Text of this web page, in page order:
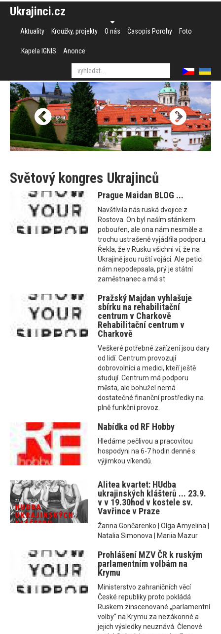
Ukrajinci.cz
Aktuality Kroužky, projekty O nás Časopis Porohy Foto
Kapela IGNIS Anonce
Světový kongres Ukrajinců
Prague Maidan BLOG ...
Navštívila nás ruská dvojice z
Rostova. On byl naším stánkem
pobouřen, ale ona nám nesměle a
trochu ustrašeně vyjádřila podporu.
Řekla, že v Rusku všichni ví, že na
Ukrajině jsou ruští vojáci. Ale petici
nám nepodepsala, prý je státní
zaměstnanec a má st
Pražský Majdan vyhlašuje
sbírku na rehabilitační
centrum v Charkově
Rehabilitační centrum v
Charkově
Veškeré potřebné zařízení jsou dary
od lidí. Centrum provozují
dobrovolníci a medici, kteří ještě
studují. Centrum má podporu
města, ale bohužel nemá
dostatečné finanční prostředky na
plně funkční provoz.
Nabídka od RF Hobby
Hledáme pečlivou a pracovitou
hospodyni na 6-7 hodin denně s
výjimkou víkendů.
Alitea kvartet: HUdba
ukrajinských klášterů ... 23.9.
v v 19.30hod v kostele sv.
Vavřince v Praze
Žanna Gončarenko | Olga Amyelina |
Natalia Simonova | Mariia Mazur
Prohlášení MZV ČR k ruským
parlamentním volbám na
Krymu
Ministerstvo zahraničních věcí
České republiky proto pokládá
Ruskem zinscenované „parlamentní
volby“ na Krymu za nezákonné a
jejich výsledky neuznává. Členové